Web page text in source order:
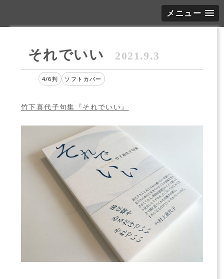
メニュー
それでいい 2021.9.3
4/6判 ソフトカバー
竹下喜代子句集『それでいい』